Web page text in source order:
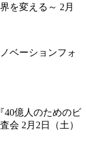
ベーションフォ